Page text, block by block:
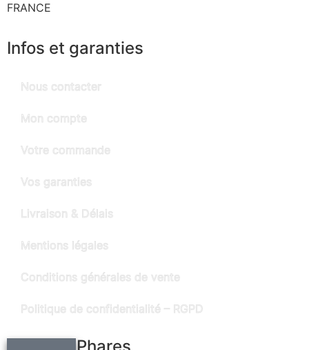
FRANCE
Infos et garanties
Nous contacter
Mon compte
Votre commande
Vos garanties
Livraison & Délais
Mentions légales
Conditions générales de vente
Politique de confidentialité – RGPD